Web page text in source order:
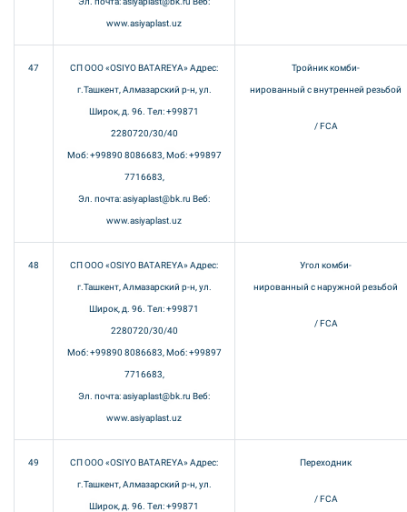
www.asiyaplast.uz
47 СП ООО «OSIYO BATAREYA» Адрес:
г.Ташкент, Алмазарский р-н, ул.
Широк, д. 96. Тел: +99871
2280720/30/40
Моб: +99890 8086683, Моб: +99897
7716683,
Эл. почта: asiyaplast@bk.ru Веб:
www.asiyaplast.uz
Тройник комби-
нированный с внутренней резьбой
/ FCA
48 СП ООО «OSIYO BATAREYA» Адрес:
г.Ташкент, Алмазарский р-н, ул.
Широк, д. 96. Тел: +99871
2280720/30/40
Моб: +99890 8086683, Моб: +99897
7716683,
Эл. почта: asiyaplast@bk.ru Веб:
www.asiyaplast.uz
Угол комби-
нированный с наружной резьбой
/ FCA
49 СП ООО «OSIYO BATAREYA» Адрес:
г.Ташкент, Алмазарский р-н, ул.
Широк, д. 96. Тел: +99871
Переходник
/ FCA